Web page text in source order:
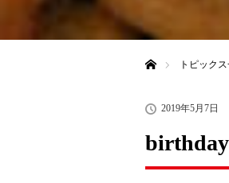
トピック
2019年5月7日
birthday